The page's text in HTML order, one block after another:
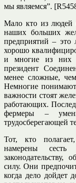
мы являемся”.
Мало кто из людей
наших больших
предприятий –
хорошо
и многие из них
президент
менее сложные,
Немногие
важности стоят
работающих.
фермеры –
трудосберегающей
Тот, кто
намерены
силу. Они
когда дело дойдет